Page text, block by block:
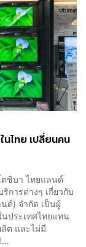
ไทย เปลี่ยนคน
ชิบา ไทยแลนด์
การต่างๆ เกี่ยวกับ
ด์) จำกัด เป็นผู้
ประเทศไทยแทน
ต และไม่มี